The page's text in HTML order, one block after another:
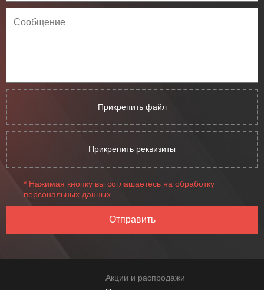
Прикрепить файл
Прикрепить реквизиты
* Нажимая кнопку вы соглашаетесь на обработку
персональных данных
Отправить
Акции и распродажи